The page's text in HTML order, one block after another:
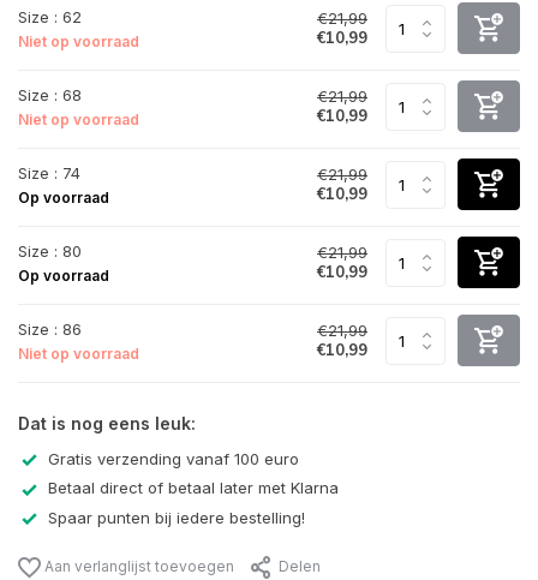
Size : 62
Niet op voorraad
€21,99
€10,99
Size : 68
Niet op voorraad
€21,99
€10,99
Size : 74
Op voorraad
€21,99
€10,99
Size : 80
Op voorraad
€21,99
€10,99
Size : 86
Niet op voorraad
€21,99
€10,99
Dat is nog eens leuk:
Gratis verzending vanaf 100 euro
Betaal direct of betaal later met Klarna
Spaar punten bij iedere bestelling!
Aan verlanglijst toevoegen Delen